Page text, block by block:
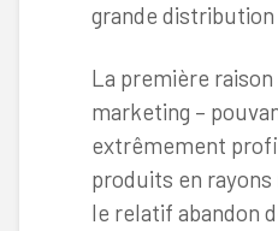
grande distribution
La première
marketing –
extrêmement
produits en
le relatif abandon